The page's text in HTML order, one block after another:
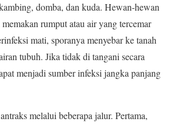
domba, dan kuda. Hewan-hewan
rumput atau air yang tercemar
mati, sporanya menyebar ke tanah
tubuh. Jika tidak di tangani secara
menjadi sumber infeksi jangka panjang
melalui beberapa jalur. Pertama,